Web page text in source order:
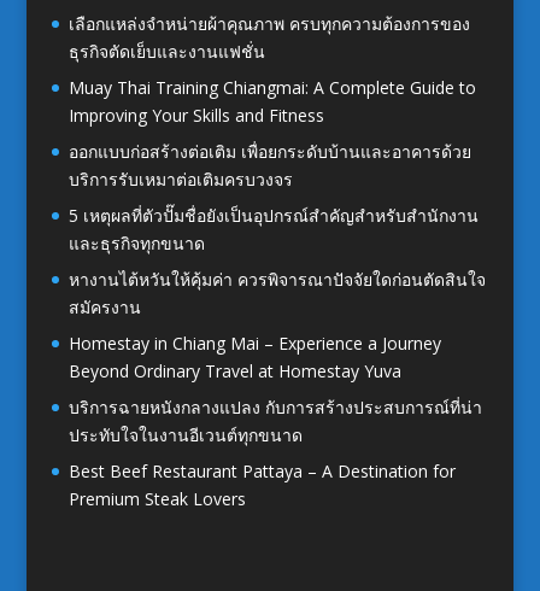
เลือกแหล่งจำหน่ายผ้าคุณภาพ ครบทุกความต้องการของ
ธุรกิจตัดเย็บและงานแฟชั่น
Muay Thai Training Chiangmai: A Complete Guide to
Improving Your Skills and Fitness
ออกแบบก่อสร้างต่อเติม เพื่อยกระดับบ้านและอาคารด้วย
บริการรับเหมาต่อเติมครบวงจร
5 เหตุผลที่ตัวปั๊มชื่อยังเป็นอุปกรณ์สำคัญสำหรับสำนักงาน
และธุรกิจทุกขนาด
หางานไต้หวันให้คุ้มค่า ควรพิจารณาปัจจัยใดก่อนตัดสินใจ
สมัครงาน
Homestay in Chiang Mai – Experience a Journey
Beyond Ordinary Travel at Homestay Yuva
บริการฉายหนังกลางแปลง กับการสร้างประสบการณ์ที่น่า
ประทับใจในงานอีเวนต์ทุกขนาด
Best Beef Restaurant Pattaya – A Destination for
Premium Steak Lovers